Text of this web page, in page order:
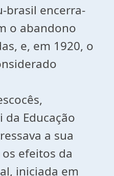
brasil encerra-
o abandono
e, em 1920, o
da Educação
a sua
efeitos da
iniciada em